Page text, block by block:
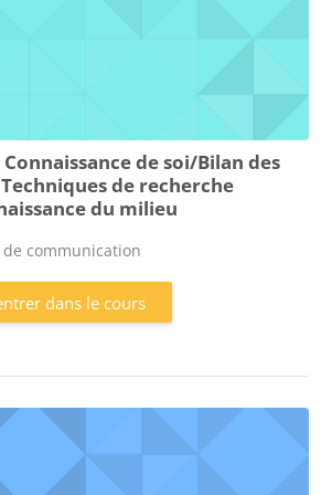
Connaissance de soi/Bilan des
de recherche
du milieu
de communication
dans le cours